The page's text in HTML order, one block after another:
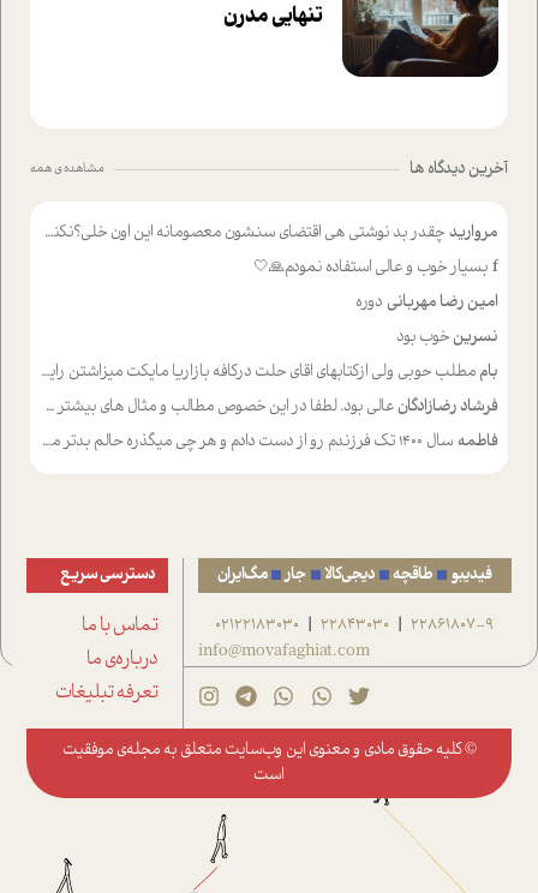
تنهایی مدرن
آخرین دیدگاه ها مشاهده ی همه
مروارید چقدر بد نوشتی هی اقتضای سنشون معصومانه این اون خلی؟نکنه تا چهل سالگی پوشکت میکردن و شیر میخوردی که به اینا میگی کودک
f بسیار خوب و عالی استفاده نمودم🙏🤍
امین رضا مهربانی دوره
نسرینخوب بود
بام مطلب حوبی ولی ازکتابهای اقای حلت درکافه بازاریا مایکت میزاشتن رایگان خوب بود ولی هرکدام خلاصه شده ش تومجله از طریق سایت هم خوبه اینکه درزیر اخرصفحه گذاشته شده خب ادم خبره میره نصب میکنه میخونه ولی هرکسی گوشیش ظرفیتش نداره باتشکر
فرشاد رضازادگان عالی بود. لطفا در این خصوص مطالب و مثال های بیشتر ی ارایه دهید
فاطمه سال ۱۴۰۰ تک فرزندم رو از دست دادم و هر چی میگذره حالم بدتر میشه و دلتنگتر تنایی رو ترجیح دادم و معاشرت برام سخت شده
فیدیبو طاقچه دیجی‌کالا جار مگ‌ایران
22861807-9
|
22843030
|
02122183030
info@movafaghiat.com
دسترسی سریع
تماس با ما
درباره‌ی ما
تعرفه تبلیغات
© کلیه حقوق مادی و معنوی این وب‌سایت متعلق به مجله‌ی موفقیت
است